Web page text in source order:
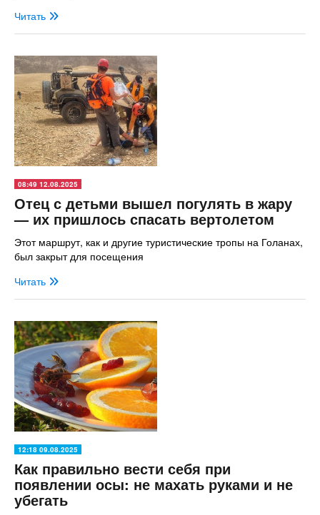
Читать
08:49 12.08.2025
Отец с детьми вышел погулять в жару
— их пришлось спасать вертолетом
Этот маршрут, как и другие туристические тропы на Голанах,
был закрыт для посещения
Читать
12:18 09.08.2025
Как правильно вести себя при
появлении осы: не махать руками и не
убегать